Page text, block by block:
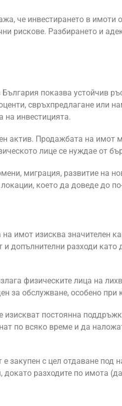
че инвестирането в
рискове. Разбирането и
показва устойчив
свръхпредлагане или
на инвестицията.
актив. Продажбата на имот
лице се нуждае от
миграция, развитие на
което да доведе до
имот изисква значителен
допълнителни разходи
физическите лица на
за обслужване, особено при
постоянна
по всяко време и да
закупен с цел отдаване под
разходите по имота